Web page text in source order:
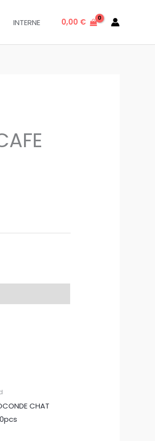
INTERNE 0,00 €
CHAT